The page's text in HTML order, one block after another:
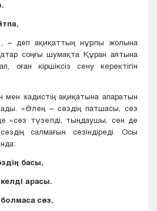
, – деп ақиқаттың нұрлы жолына
соңғы шумақта Құран аятына
оған кіршіксіз сену керектігін
хадистің ақиқатына апаратын
«Өлең – сөздің патшасы, сөз
«сөз түзелді, тыңдаушы, сен де
салмағын сезіндіреді. Осы
басы,
арасы.
сөз,